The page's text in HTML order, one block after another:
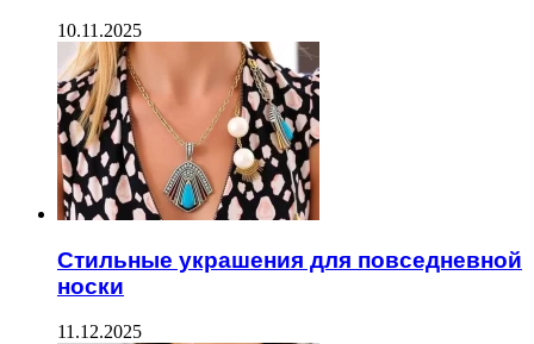
10.11.2025
Стильные украшения для повседневной
носки
11.12.2025